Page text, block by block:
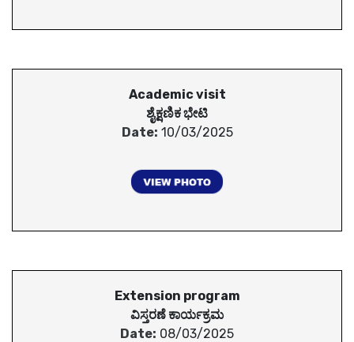
Academic visit
ಶೈಕ್ಷಣಿಕ ಭೇಟಿ
Date: 10/03/2025
Extension program
ವಿಸ್ತರಣೆ ಕಾರ್ಯಕ್ರಮ
Date: 08/03/2025